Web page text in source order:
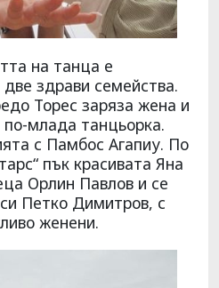
на танца е
здрави семейства.
Торес заряза жена и
млада танцьорка.
с Памбос Агапиу. По
пък красивата Яна
Орлин Павлов и се
Петко Димитров, с
женени.